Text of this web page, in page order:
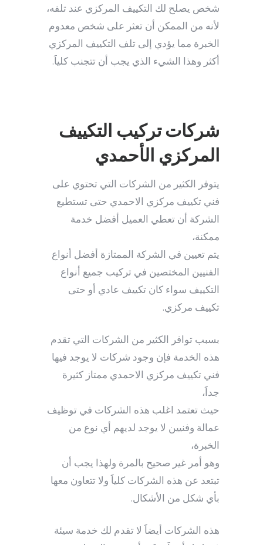
شخص يصلح لك التكييف المركزي عند تلفه،
لأنه من الممكن أن تعثر على شخص معدوم
الخبرة مما يؤدي إلى تلف التكييف المركزي
أكثر وهذا الشيء الذي يجب أن تتجنب كلياََ.
شركات تركيب التكييف
المركزي الأحمدي
يتوفر الكثير من الشركات التي تحتوي على
فني تكييف مركزي الاحمدي حتى تستطيع
الشركة أن تعطي العميل أفضل خدمة
ممكنة،
يتم تعيين في الشركة الممتازة أفضل أنواع
الفنيين المختصين في تركيب جميع أنواع
التكييف سواء كان تكييف عادي أو حتى
تكييف مركزي.
بسبب توافر الكثير من الشركات التي تقدم
هذه الخدمة فإن وجود شركات لا يوجد فيها
فني تكييف مركزي الاحمدي ممتاز كثيرة
جداََ،
حيث تعتمد اغلب هذه الشركات في توظيف
عمالة وفنيين لا يوجد لديهم أي نوع من
الخبرة،
وهو أمر غير صحيح بالمرة ولهذا يجب أن
تبتعد عن هذه الشركات كلياََ ولا تتعاون معها
بأي شكل من الأشكال.
هذه الشركات أيضاََ لا تقدم لك خدمة سيئة